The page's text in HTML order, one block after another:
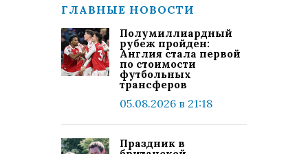
ГЛАВНЫЕ НОВОСТИ
Полумиллиардный
рубеж пройден:
Англия стала первой
по стоимости
футбольных
трансферов
05.08.2026 в 21:18
Праздник в